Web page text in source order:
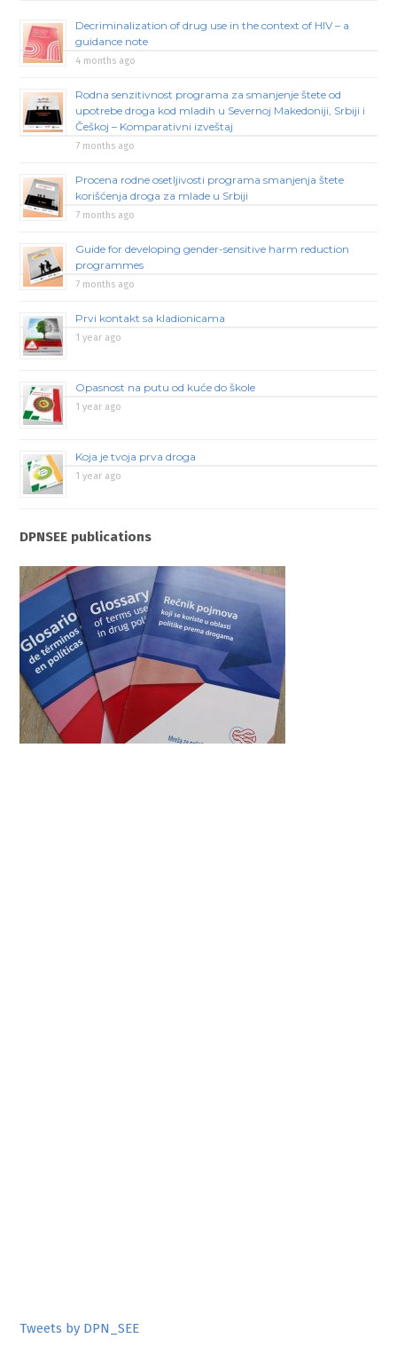
Decriminalization of drug use in the context of HIV – a
guidance note
4 months ago
Rodna senzitivnost programa za smanjenje štete od
upotrebe droga kod mladih u Severnoj Makedoniji, Srbiji i
Češkoj – Komparativni izveštaj
7 months ago
Procena rodne osetljivosti programa smanjenja štete
korišćenja droga za mlade u Srbiji
7 months ago
Guide for developing gender-sensitive harm reduction
programmes
7 months ago
Prvi kontakt sa kladionicama
1 year ago
Opasnost na putu od kuće do škole
1 year ago
Koja je tvoja prva droga
1 year ago
DPNSEE publications
Tweets by DPN_SEE